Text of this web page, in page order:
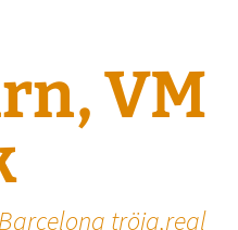
VM
tröja,real